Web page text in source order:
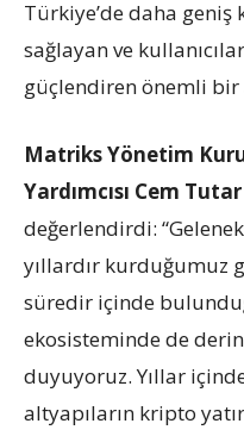
Türkiye’de daha geniş
sağlayan ve
güçlendiren önemli bir
MatriksYönetim
Yardımcısı Cem Tutar
değerlendirdi:
yıllardır kurduğumuz
süredir içinde
ekosisteminde de
duyuyoruz. Yıllar
altyapıların kripto